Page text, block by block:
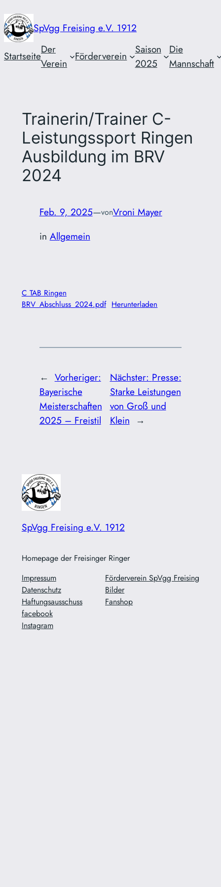
Zum
Inhalt
springen
SpVgg Freising e.V. 1912
Startseite
Der
Verein
Förderverein
Saison
2025
Die
Mannschaft
Trainerin/Trainer C-
Leistungssport Ringen
Ausbildung im BRV
2024
Feb. 9, 2025—vonVroni Mayer
in Allgemein
C TAB Ringen
BRV_Abschluss_2024.pdf Herunterladen
← Vorheriger:
Bayerische
Meisterschaften
2025 – Freistil
Nächster: Presse:
Starke Leistungen
von Groß und
Klein →
SpVgg Freising e.V. 1912
Homepage der Freisinger Ringer
Impressum
Datenschutz
Haftungsausschuss
Förderverein SpVgg Freising
Bilder
Fanshop
facebook
Instagram